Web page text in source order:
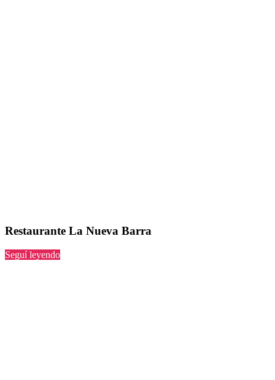
Restaurante La Nueva Barra
Seguí leyendo“La